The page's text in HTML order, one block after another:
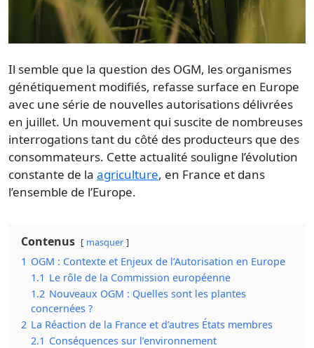
Il semble que la question des OGM, les organismes
génétiquement modifiés, refasse surface en Europe
avec une série de nouvelles autorisations délivrées
en juillet. Un mouvement qui suscite de nombreuses
interrogations tant du côté des producteurs que des
consommateurs. Cette actualité souligne l’évolution
constante de la agriculture, en France et dans
l’ensemble de l’Europe.
Contenus masquer
1 OGM : Contexte et Enjeux de l’Autorisation en Europe
1.1 Le rôle de la Commission européenne
1.2 Nouveaux OGM : Quelles sont les plantes
concernées ?
2 La Réaction de la France et d’autres États membres
2.1 Conséquences sur l’environnement